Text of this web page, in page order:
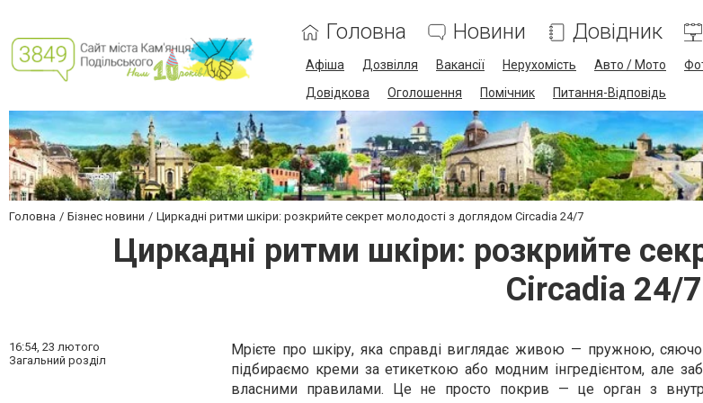
Головна Новини Довідник
Афіша Дозвілля Вакансії Нерухомість Авто / Мото
Довідкова
Оголошення Помічник Питання-Відповідь
Головна Бізнес новини Циркадні ритми шкіри: розкрийте секрет молодості з доглядом Circadia 24/7
Циркадні ритми шкіри: розкрийте
Circadia 24/7
16:54, 23 лютого
Загальний розділ
Мрієте про шкіру, яка справді виглядає живою — пружною,
підбираємо креми за етикеткою або модним інгредієнтом, але
власними правилами. Це не просто покрив — це орган з